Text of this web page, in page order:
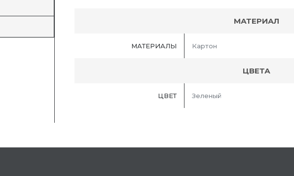
МАТЕРИАЛ
МАТЕРИАЛЫ Картон
ЦВЕТА
ЦВЕТ Зеленый